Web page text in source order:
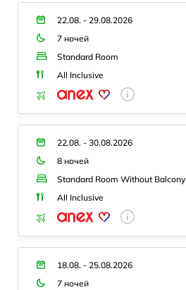
22.08. - 29.08.2026
7 ночей
Standard Room
All Inclusive
22.08. - 30.08.2026
8 ночей
Standard Room Without Balcony
All Inclusive
18.08. - 25.08.2026
7 ночей